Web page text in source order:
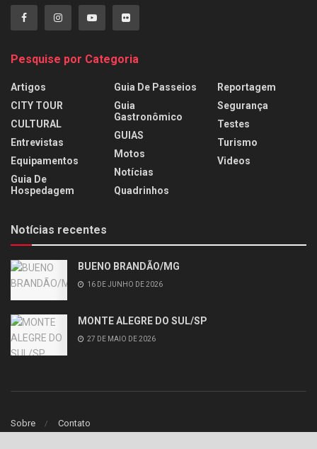
Pesquise por Categoria
Artigos
CITY TOUR
CULTURAL
Entrevistas
Equipamentos
Guia De
Hospedagem
Guia De Passeios
Guia
Gastronômico
GUIAS
Motos
Notícias
Quadrinhos
Reportagem
Segurança
Testes
Turismo
Videos
Notícias recentes
BUENO BRANDÃO/MG
16 DE JUNHO DE 2026
MONTE ALEGRE DO SUL/SP
27 DE MAIO DE 2026
Sobre Contato